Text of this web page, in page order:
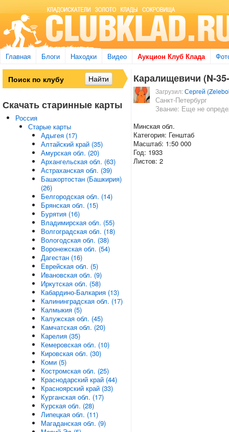
Главная Блоги Находки Видео Аукцион Клуб Клада
Каралищевичи (N-
Загрузил:Сергей
Санкт-Петербург
Звание: Еще не
Минская обл.
Категория: Генштаб
Масштаб: 1:50 000
Год: 1933
Листов: 2
Скачать старинные карты
Россия
Старые карты
Адыгея (17)
Алтайский край (35)
Амурская обл. (20)
Архангельская обл. (63)
Астраханская обл. (39)
Башкортостан (Башкирия)
(26)
Белгородская обл. (14)
Брянская обл. (15)
Бурятия (16)
Владимирская обл. (55)
Волгоградская обл. (18)
Вологодская обл. (38)
Воронежская обл. (54)
Дагестан (16)
Еврейская обл. (5)
Ивановская обл. (9)
Иркутская обл. (58)
Кабардино-Балкария (13)
Калининградская обл. (17)
Калмыкия (5)
Калужская обл. (45)
Камчатская обл. (20)
Карелия (35)
Кемеровская обл. (10)
Кировская обл. (30)
Коми (5)
Костромская обл. (25)
Краснодарский край (44)
Красноярский край (33)
Курганская обл. (17)
Курская обл. (28)
Липецкая обл. (11)
Магаданская обл. (9)